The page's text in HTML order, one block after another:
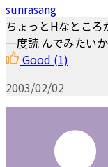
sunrasang
ちょっとHなところ
一度読 んでみたい
Good (1)
2003/02/02